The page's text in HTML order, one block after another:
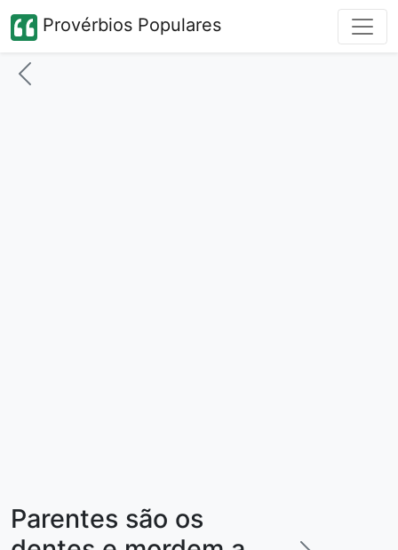
Provérbios Populares
Parentes são os